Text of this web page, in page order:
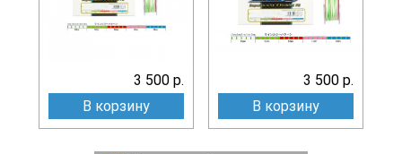
3 500 р.
В корзину
3 500 р.
В корзину